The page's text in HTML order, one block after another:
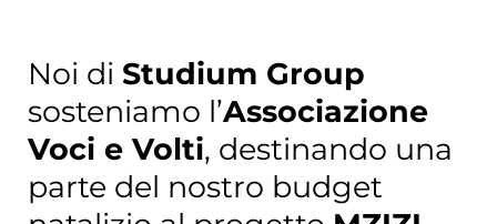
Noi di Studium Group
sosteniamo l’Associazione
Voci e Volti, destinando una
parte del nostro budget